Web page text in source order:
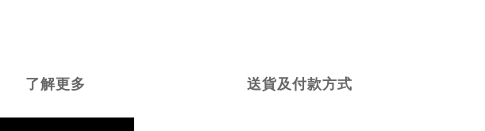
了解更多 送貨及付款方式